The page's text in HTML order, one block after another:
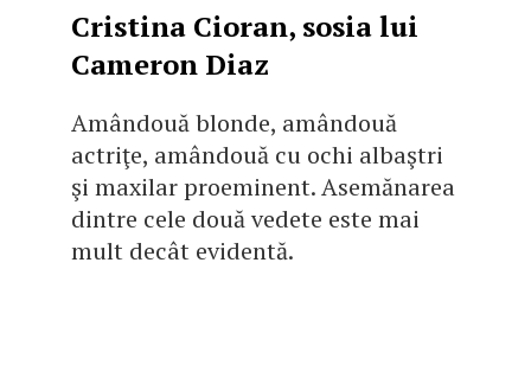
Cristina Cioran, sosia lui
Cameron Diaz
Amândouă blonde, amândouă
actriţe, amândouă cu ochi albaştri
şi maxilar proeminent. Asemănarea
dintre cele două vedete este mai
mult decât evidentă.